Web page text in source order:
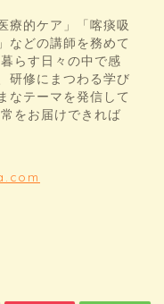
療的ケア」「喀痰吸
などの講師を務めて
らす日々の中で感
研修にまつわる学び
なテーマを発信して
をお届けできれば